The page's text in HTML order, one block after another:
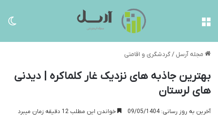
مجله آرسل /گردشگری و اقامتی
بهترین جاذبه های نزدیک غار کلماکره | دیدنی
های لرستان
آخرین به روز رسانی: 09/05/1404 خواندن این مطلب 12 دقیقه زمان میبرد